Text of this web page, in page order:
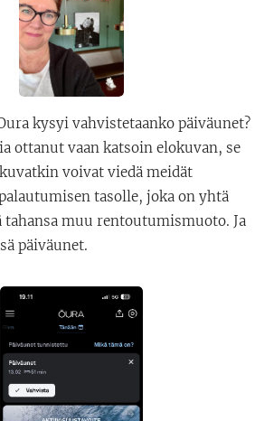
kysyi vahvistetaanko päiväunet?
ottanut vaan katsoin elokuvan, se
voivat viedä meidät
tasolle, joka on yhtä
muu rentoutumismuoto. Ja
päiväunet.